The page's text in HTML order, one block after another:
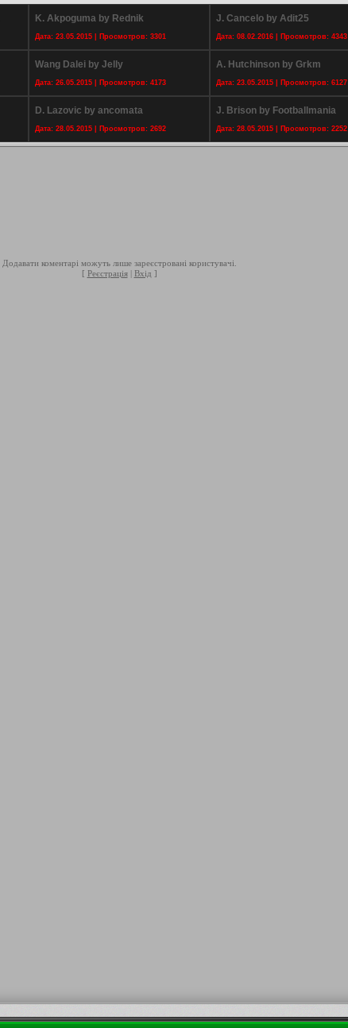
K. Akpoguma by Rednik
Дата: 23.05.2015 | Просмотров: 3301
J. Cancelo by Adit25
Дата: 08.02.2016 | Просмотров: 4343
Wang Dalei by Jelly
Дата: 26.05.2015 | Просмотров: 4173
A. Hutchinson by Grkm
Дата: 23.05.2015 | Просмотров: 6127
D. Lazovic by ancomata
Дата: 28.05.2015 | Просмотров: 2692
J. Brison by Footballmania
Дата: 28.05.2015 | Просмотров: 2252
Додавати коментарі можуть лише зареєстровані користувачі.
[ Реєстрація| Вхід ]